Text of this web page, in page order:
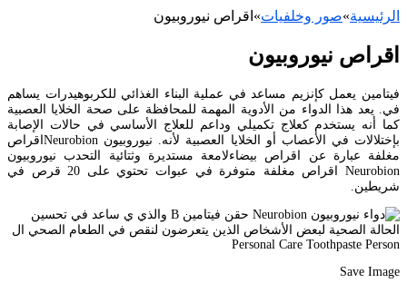
الرئيسية»صور وخلفيات» اقراص نيوروبيون
اقراص نيوروبيون
فيتامين يعمل كإنزيم مساعد في عملية البناء الغذائي للكربوهيدرات يساهم
في. يعد هذا الدواء من الأدوية المهمة للمحافظة على صحة الخلايا العصبية
كما أنه يستخدم كعلاج تكميلي وداعم للعلاج الأساسي في حالات الإصابة
بإختلالات في الأعصاب أو الخلايا العصبية لأنه. نيوروبيون Neurobionاقراص
مغلفة عبارة عن اقراص بيضاءلامعة مستديرة وثتائية التحدب نيوروبيون
Neurobion اقراص مغلفة متوفرة في عبوات تحتوي على 20 قرص في
شريطين.
Save Image